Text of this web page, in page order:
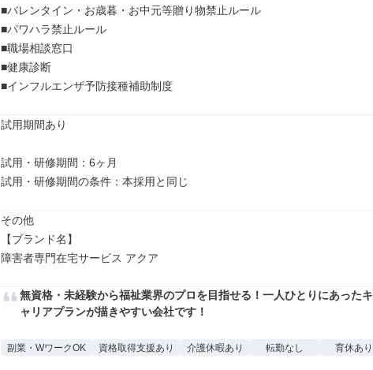
■バレンタイン・お歳暮・お中元等贈り物禁止ルール
■パワハラ禁止ルール
■職場相談窓口
■健康診断
■インフルエンザ予防接種補助制度
試用期間あり
試用・研修期間：6ヶ月
その他
【ブランド名】
障害者専門在宅サービス アクア
無資格・未経験から福祉業界のプロを目指せる！一人ひとりにあったキ
ャリアプランが描きやすい会社です！
副業・WワークOK 資格取得支援あり 介護休暇あり 転勤なし 育休あり